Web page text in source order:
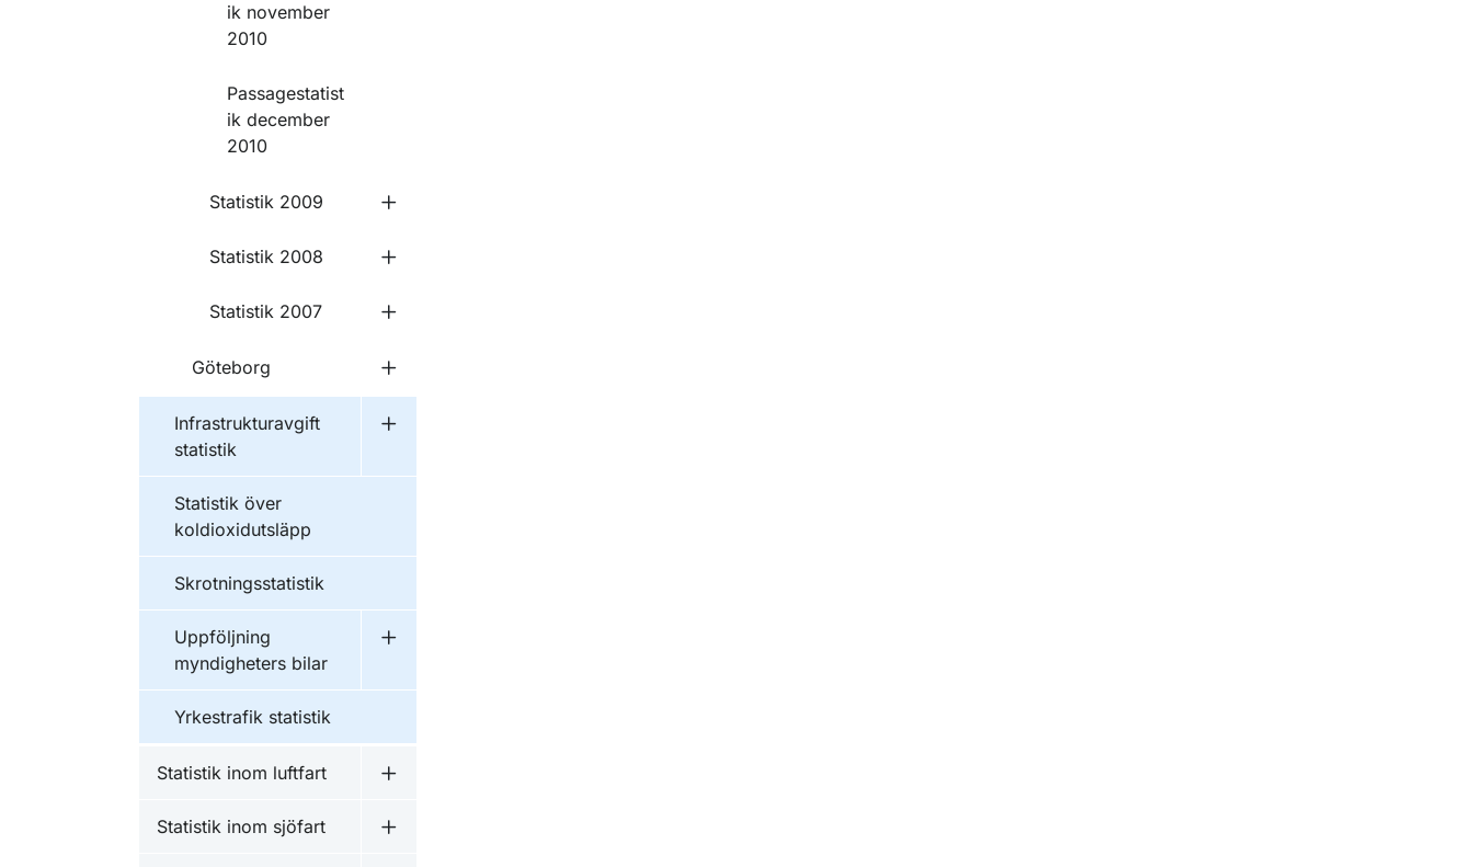
ik november
2010
Passagestatist
ik december
2010
Statistik 2009
Statistik 2008
Statistik 2007
Göteborg
Undermeny för Göteborg
Infrastrukturavgift
statistik
Undermeny för Infrastrukturavgift statistik
Statistik över
koldioxidutsläpp
Skrotningsstatistik
Uppföljning
myndigheters bilar
Undermeny för Uppföljning myndigheters bilar
Yrkestrafik statistik
Statistik inom luftfart
Undermeny för Statistik inom luftfart
Statistik inom sjöfart
Undermeny för Statistik inom sjöfart